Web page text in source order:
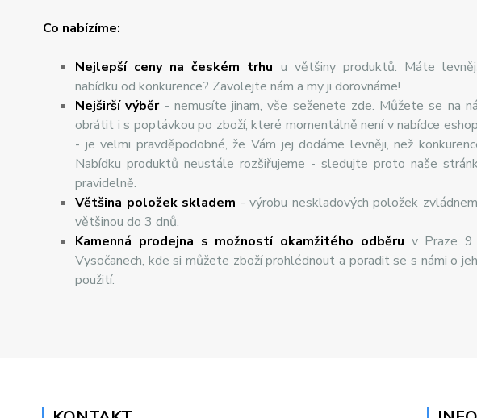
Co nabízíme:
Nejlepší ceny na českém trhu u většiny produktů. Máte
nabídku od konkurence? Zavolejte nám a my ji dorovnáme!
Nejširšívýběr- nemusíte jinam, vše seženete zde. Můžete se na
obrátit i s poptávkou po zboží, které momentálně není v nabídce
- je velmi pravděpodobné, že Vám jej dodáme levněji, než
Nabídku produktů neustále rozšiřujeme - sledujte proto naše
pravidelně.
Většina položek skladem - výrobu neskladových položek
většinou do 3 dnů.
Kamenná prodejna s možností okamžitého odběru v Praze
Vysočanech, kde si můžete zboží prohlédnout a poradit se s námi o
použití.